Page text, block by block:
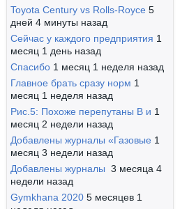
Т1
Т2
У1
Toyota Century vs Rolls-Royce 5
дней 4 минуты назад
Сейчас у каждого предприятия 1
месяц 1 день назад
Спасибо 1 месяц 1 неделя назад
Главное брать сразу норм 1
месяц 1 неделя назад
Рис.5: Похоже перепутаны B и 1
месяц 2 недели назад
Добавлены журналы «Газовые 1
месяц 3 недели назад
Добавлены журналы 3 месяца 4
недели назад
Gymkhana 2020 5 месяцев 1